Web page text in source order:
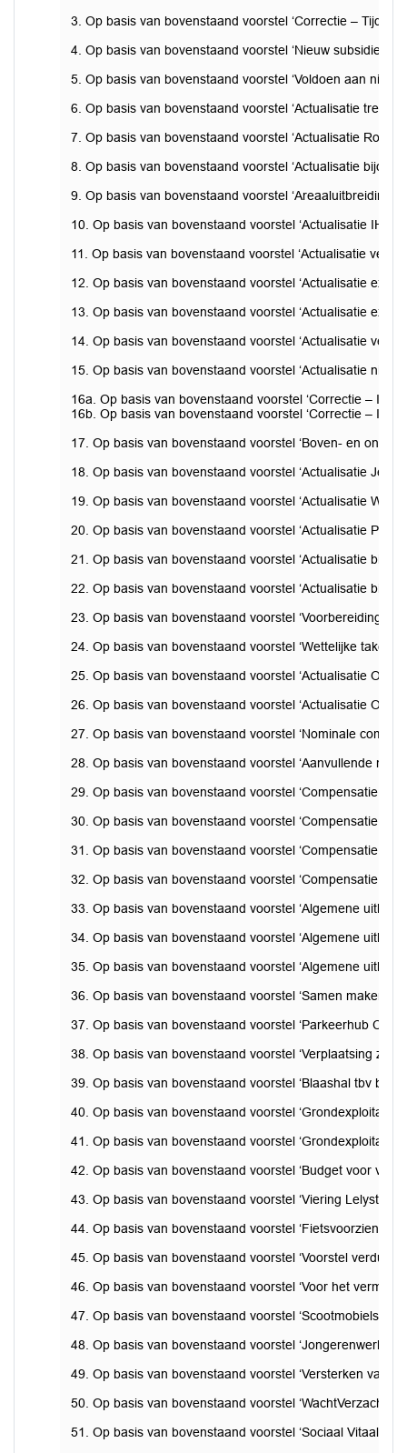
3. Op basis van bovenstaand voorstel ‘Correctie –
4. Op basis van bovenstaand voorstel ‘Nieuw
5. Op basis van bovenstaand voorstel ‘Voldoen aan
6. Op basis van bovenstaand voorstel ‘Actualisatie
7. Op basis van bovenstaand voorstel ‘Actualisatie
8. Op basis van bovenstaand voorstel ‘Actualisatie
9. Op basis van bovenstaand voorstel ‘Areaaluitbreiding
10. Op basis van bovenstaand voorstel ‘Actualisatie
11. Op basis van bovenstaand voorstel ‘Actualisatie
12. Op basis van bovenstaand voorstel ‘Actualisatie
13. Op basis van bovenstaand voorstel ‘Actualisatie
14. Op basis van bovenstaand voorstel ‘Actualisatie
15. Op basis van bovenstaand voorstel ‘Actualisatie
16a. Op basis van bovenstaand voorstel ‘Correctie –
16b. Op basis van bovenstaand voorstel ‘Correctie –
17. Op basis van bovenstaand voorstel ‘Boven- en
18. Op basis van bovenstaand voorstel ‘Actualisatie
19. Op basis van bovenstaand voorstel ‘Actualisatie
20. Op basis van bovenstaand voorstel ‘Actualisatie
21. Op basis van bovenstaand voorstel ‘Actualisatie
22. Op basis van bovenstaand voorstel ‘Actualisatie
23. Op basis van bovenstaand voorstel ‘Voorbereiding
24. Op basis van bovenstaand voorstel ‘Wettelijke taken
25. Op basis van bovenstaand voorstel ‘Actualisatie
26. Op basis van bovenstaand voorstel ‘Actualisatie
27. Op basis van bovenstaand voorstel ‘Nominale
28. Op basis van bovenstaand voorstel ‘Aanvullende
29. Op basis van bovenstaand voorstel ‘Compensatie
30. Op basis van bovenstaand voorstel ‘Compensatie
31. Op basis van bovenstaand voorstel ‘Compensatie
32. Op basis van bovenstaand voorstel ‘Compensatie
33. Op basis van bovenstaand voorstel ‘Algemene
34. Op basis van bovenstaand voorstel ‘Algemene
35. Op basis van bovenstaand voorstel ‘Algemene
36. Op basis van bovenstaand voorstel ‘Samen maken
37. Op basis van bovenstaand voorstel ‘Parkeerhub
38. Op basis van bovenstaand voorstel ‘Verplaatsing
39. Op basis van bovenstaand voorstel ‘Blaashal tbv
40. Op basis van bovenstaand voorstel
41. Op basis van bovenstaand voorstel
42. Op basis van bovenstaand voorstel ‘Budget voor
43. Op basis van bovenstaand voorstel ‘Viering
44. Op basis van bovenstaand voorstel
45. Op basis van bovenstaand voorstel ‘Voorstel
46. Op basis van bovenstaand voorstel ‘Voor het
47. Op basis van bovenstaand voorstel
48. Op basis van bovenstaand voorstel ‘Jongerenwerk’
49. Op basis van bovenstaand voorstel ‘Versterken van
50. Op basis van bovenstaand voorstel
51. Op basis van bovenstaand voorstel ‘Sociaal Vitaal’